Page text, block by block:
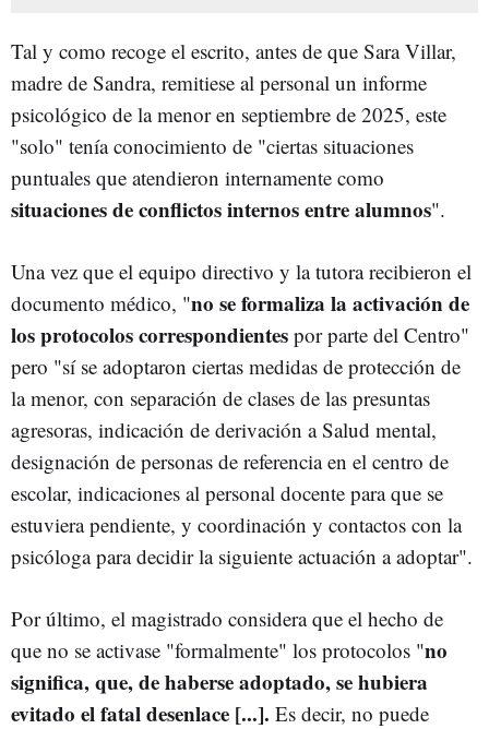
Tal y como recoge el escrito, antes de que Sara Villar,
madre de Sandra, remitiese al personal un informe
psicológico de la menor en septiembre de 2025, este
"solo" tenía conocimiento de "ciertas situaciones
puntuales que atendieron internamente como
situaciones de conflictos internos entre alumnos".
Una vez que el equipo directivo y la tutora recibieron el
documento médico, "no se formaliza la activación de
los protocolos correspondientes por parte del Centro"
pero "sí se adoptaron ciertas medidas de protección de
la menor, con separación de clases de las presuntas
agresoras, indicación de derivación a Salud mental,
designación de personas de referencia en el centro de
escolar, indicaciones al personal docente para que se
estuviera pendiente, y coordinación y contactos con la
psicóloga para decidir la siguiente actuación a adoptar".
Por último, el magistrado considera que el hecho de
que no se activase "formalmente" los protocolos "no
significa, que, de haberse adoptado, se hubiera
evitado el fatal desenlace [...]. Es decir, no puede